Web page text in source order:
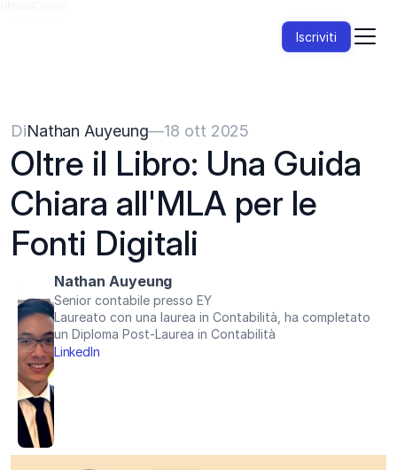
Iscriviti
DiNathan Auyeung—18 ott 2025
Oltre il Libro: Una Guida
Chiara all'MLA per le
Fonti Digitali
Nathan Auyeung
Senior contabile presso EY
Laureato con una laurea in Contabilità, ha completato
un Diploma Post-Laurea in Contabilità
LinkedIn